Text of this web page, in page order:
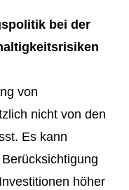
bei der
von
nicht von den
Es kann
höher